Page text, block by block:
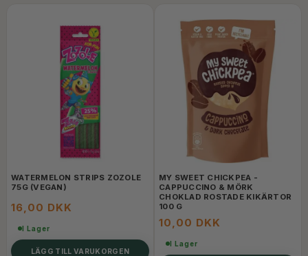
WATERMELON STRIPS ZOZOLE
75G (VEGAN)
16,00 DKK
I Lager
LÄGG TILL VARUKORGEN
MY SWEET CHICKPEA -
CAPPUCCINO & MÖRK
CHOKLAD ROSTADE KIKÄRTOR
100 G
10,00 DKK
I Lager